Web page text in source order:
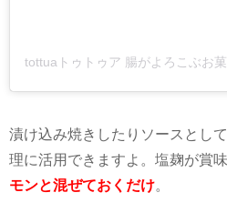
漬け込み焼きしたりソースとし
理に活用できますよ。塩麹が賞
モンと混ぜておくだけ。